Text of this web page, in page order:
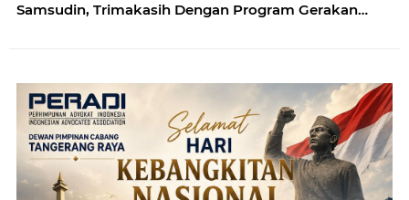
Samsudin, Trimakasih Dengan Program Gerakan